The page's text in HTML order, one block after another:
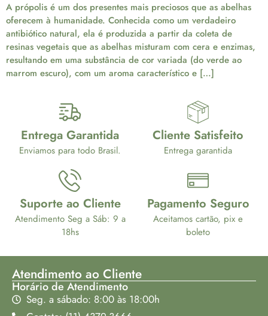
A própolis é um dos presentes mais preciosos que as abelhas
oferecem à humanidade. Conhecida como um verdadeiro
antibiótico natural, ela é produzida a partir da coleta de
resinas vegetais que as abelhas misturam com cera e enzimas,
resultando em uma substância de cor variada (do verde ao
marrom escuro), com um aroma característico e […]
Entrega Garantida
Enviamos para todo Brasil.
Cliente Satisfeito
Entrega garantida
Suporte ao Cliente
Atendimento Seg a Sáb: 9 a
18hs
Pagamento Seguro
Aceitamos cartão, pix e
boleto
Atendimento ao Cliente
Horário de Atendimento
Seg. a sábado: 8:00 às 18:00h